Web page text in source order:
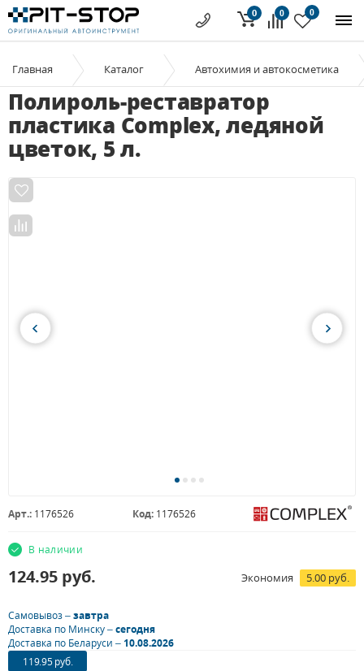
0 0
0
Главная Каталог Автохимия и автокосметика
Полироль-реставратор
пластика Complex, ледяной
цветок, 5 л.
Арт.: 1176526 Код: 1176526
В наличии
124.95 руб. Экономия 5.00 руб.
Самовывоз –завтра
Доставка по Минску –сегодня
Доставка по Беларуси –10.08.2026
119.95 руб.